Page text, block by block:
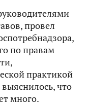
провел
по правам
практикой
что
много.